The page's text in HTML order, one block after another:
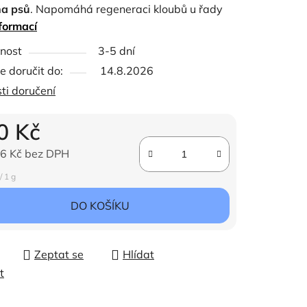
psů. Napomáhá regeneraci kloubů u řady
problémů. Slouží také jako prevence pro
aktivního života psa.
3-5 dní
doručit do:
14.8.2026
doručení
Kč
Kč bez DPH
1 g
DO KOŠÍKU
Zeptat se
Hlídat